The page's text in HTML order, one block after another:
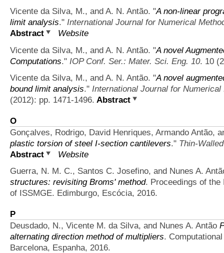
Vicente da Silva, M., and A. N. Antão. "A non-linear
limit analysis." International Journal for Numerical
Abstract
Website
Vicente da Silva, M., and A. N. Antão. "A novel
Computations." IOP Conf. Ser.: Mater. Sci. Eng. 10. 10
Vicente da Silva, M., and A. N. Antão. "A novel
bound limit analysis." International Journal for
(2012): pp. 1471-1496. Abstract
O
Gonçalves, Rodrigo, David Henriques, Armando Antão,
plastic torsion of steel I-section cantilevers." Thin-
Abstract
Website
Guerra, N. M. C., Santos C. Josefino, and Nunes A.
structures: revisiting Broms' method. Proceedings of the
of ISSMGE. Edimburgo, Escócia, 2016.
P
Deusdado, N., Vicente M. da Silva, and Nunes A. Antão
alternating direction method of multipliers.
Barcelona, Espanha, 2016.